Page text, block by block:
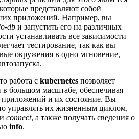
представляют собой
приложений. Например, вы
db и запустить его на различных
устанавливать все зависимости
тестирование, так как вы
окружения в одно мгновение,
работа с kubernetes позволяет
в большом масштабе, обеспечивая
приложений и их состояние. Вы
управлять их жизненным циклом,
и connect, а также получать сведения о
info.